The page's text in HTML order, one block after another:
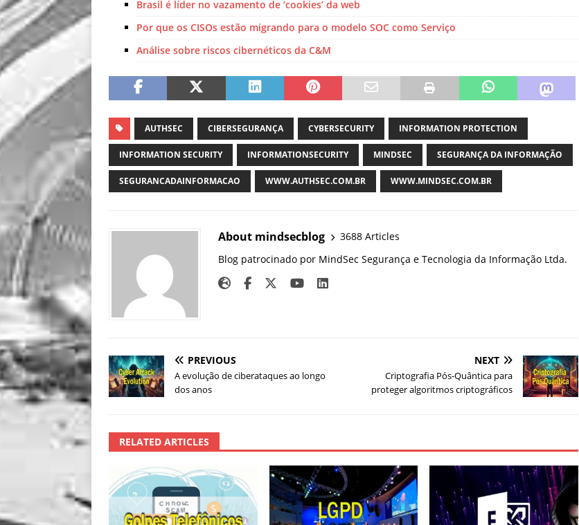
Brasil é líder no vazamento de ‘cookies’ da web
Por que os CISOs estão migrando para o modelo SOC como Serviço
Análise sobre riscos cibernéticos da C&M
AUTHSEC CIBERSEGURANÇA CYBERSECURITY INFORMATION PROTECTION
INFORMATION SECURITY INFORMATIONSECURITY MINDSEC SEGURANÇA DA INFORMAÇÃO
SEGURANCADAINFORMACAO WWW.AUTHSEC.COM.BR WWW.MINDSEC.COM.BR
About mindsecblog
3688 Articles
Blog patrocinado por MindSec Segurança e Tecnologia da Informação Ltda.
PREVIOUS
A evolução de ciberataques ao longo
dos anos
NEXT
Criptografia Pós-Quântica para
proteger algoritmos criptográficos
RELATED ARTICLES